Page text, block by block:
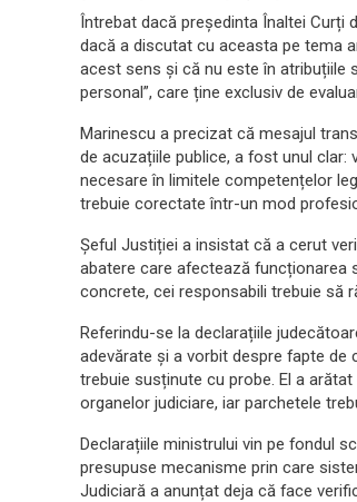
Întrebat dacă președinta Înaltei Curți
dacă a discutat cu aceasta pe tema
acest sens și că nu este în atribuțiile
personal”, care ține exclusiv de
Marinescu a precizat că mesajul
de acuzațiile publice, a fost unul
necesare în limitele competențelor
trebuie corectate într-un mod
Șeful Justiției a insistat că a cerut
abatere care afectează funcționarea
concrete, cei responsabili trebuie să
Referindu-se la declarațiile
adevărate și a vorbit despre fapte
trebuie susținute cu probe. El a
organelor judiciare, iar parchetele
Declarațiile ministrului vin pe fondul
presupuse mecanisme prin care
Judiciară a anunțat deja că face